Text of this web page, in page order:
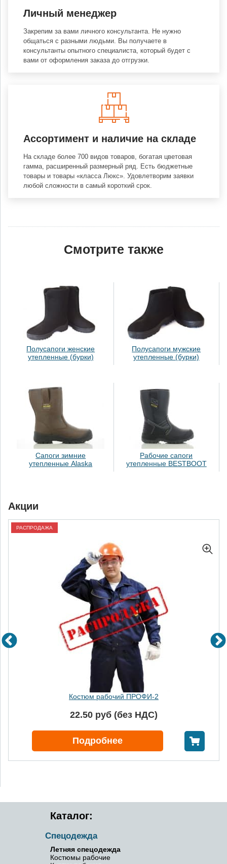
Личный менеджер
Закрепим за вами личного консультанта. Не нужно
общаться с разными людьми. Вы получаете в
консультанты опытного специалиста, который будет с
вами от оформления заказа до отгрузки.
Ассортимент и наличие на складе
На складе более 700 видов товаров, богатая цветовая
гамма, расширенный размерный ряд. Есть бюджетные
товары и товары «класса Люкс». Удовлетворим заявки
любой сложности в самый короткий срок.
Смотрите также
Полусапоги женские
утепленные (бурки)
Полусапоги мужские
утепленные (бурки)
Сапоги зимние
утепленные Alaska
Рабочие сапоги
утепленные BESTBOOT
Акции
РАСПРОДАЖА
Костюм рабочий ПРОФИ-2
22.50 руб (без НДС)
Подробнее
Каталог:
Спецодежда
Летняя спецодежда
Костюмы рабочие